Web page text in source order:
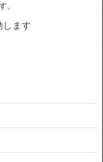
。
します